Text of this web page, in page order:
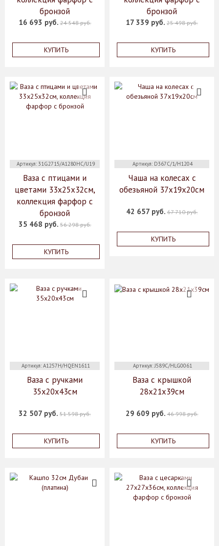
бронзой
16 693 руб.24 548 руб.
КУПИТЬ
бронзой
17 339 руб. 25 498 руб.
КУПИТЬ
Артикул: 31G2715/A1280HC/U19
Ваза с птицами и
цветами 33х25х32см,
коллекция фарфор с
бронзой
35 468 руб.56 298 руб.
КУПИТЬ
Артикул: D367C/1/H1204
Чаша на колесах с
обезьяной 37х19х20см
42 657 руб.67 710 руб.
КУПИТЬ
Артикул: A1257H/HQEN1611
Ваза с ручками
35х20х43см
32 507 руб. 51 598 руб.
КУПИТЬ
Артикул: J589C/HLG0061
Ваза с крышкой
28х21х39см
29 609 руб.46 998 руб.
КУПИТЬ